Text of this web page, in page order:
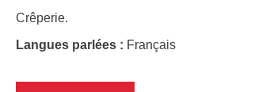
Crêperie.
Langues parlées : Français